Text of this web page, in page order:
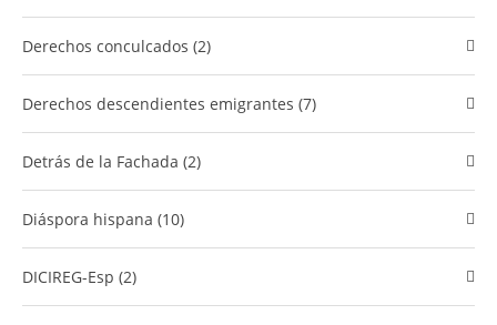
Derechos conculcados (2)
​Derechos descendientes emigrantes (7)
Detrás de la Fachada (2)
Diáspora hispana (10)
DICIREG-Esp (2)